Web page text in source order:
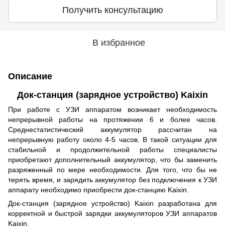
Получить консультацию
В избранное
Описание
Док-станция (зарядное устройство) Kaixin
При работе с УЗИ аппаратом возникает необходимость
непрерывной работы на протяжении 6 и более часов.
Среднестатистический аккумулятор рассчитан на
непрерывную работу около 4-5 часов. В такой ситуации для
стабильной и продолжительной работы специалисты
приобретают дополнительный аккумулятор, что бы заменить
разряженный по мере необходимости. Для того, что бы не
терять время, и зарядить аккумулятор без подключения к УЗИ
аппарату необходимо приобрести док-станцию Kaixin.
Док-станция (зарядное устройство) Kaixin разработана для
корректной и быстрой зарядки аккумуляторов УЗИ аппаратов
Kaixin.